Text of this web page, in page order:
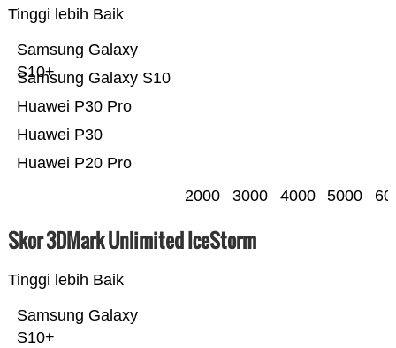
Tinggi lebih Baik
Huawei P20 Pro
Huawei P30
Huawei P30 Pro
Samsung Galaxy S10
Samsung Galaxy
S10+
2000 3000 4000 5000
Skor 3DMark Unlimited IceStorm
Tinggi lebih Baik
Samsung Galaxy
S10+